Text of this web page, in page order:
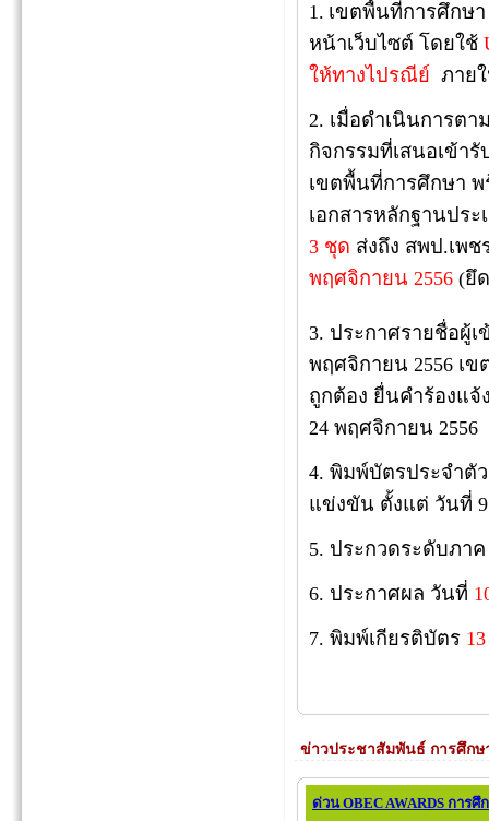
1. เขตพื้นที่การศึกษ
หน้าเว็บไซต์ โดยใช้
ให้ทางไปรณีย์ ภาย
2. เมื่อดำเนินการต
กิจกรรมที่เสนอเข้า
เขตพื้นที่การศึกษา พ
เอกสารหลักฐานปร
3 ชุด ส่งถึง สพป.เพ
พฤศจิกายน 2556 (ยึ
3. ประกาศรายชื่อผู้
พฤศจิกายน 2556 เ
ถูกต้อง ยื่นคำร้องแ
24 พฤศจิกายน 2556
4. พิมพ์บัตรประจำตั
แข่งขัน ตั้งแต่ วันที่
5. ประกวดระดับภา
6. ประกาศผล วันที่
7. พิมพ์เกียรติบัตร
ข่าวประชาสัมพันธ์ การศึกษ
ด่วน OBEC AWARDS การศึ